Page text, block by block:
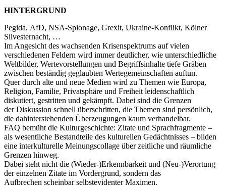
HINTERGRUND
Pegida, AfD, NSA-Spionage, Grexit, Ukraine-Konflikt, Kölner
Silvesternacht, …
Im Angesicht des wachsenden Krisenspektrums auf vielen
verschiedenen Feldern wird immer deutlicher, wie unterschiedliche
Weltbilder, Wertevorstellungen und Begriffsinhalte tiefe Gräben
zwischen beständig geglaubten Wertegemeinschaften auftun.
Quer durch alte und neue Medien wird zu Themen wie Europa,
Religion, Familie, Privatsphäre und Freiheit leidenschaftlich
diskutiert, gestritten und gekämpft. Dabei sind die Grenzen
der Diskussion schnell überschritten, die Themen sind persönlich,
die dahinterstehenden Überzeugungen kaum verhandelbar.
FAQ bemüht die Kulturgeschichte: Zitate und Sprachfragmente –
als wesentliche Bestandteile des kulturellen Gedächtnisses – bilden
eine interkulturelle Meinungscollage über zeitliche und räumliche
Grenzen hinweg.
Dabei steht nicht die (Wieder-)Erkennbarkeit und (Neu-)Verortung
der einzelnen Zitate im Vordergrund, sondern das
Aufbrechen scheinbar selbstevidenter Maximen.